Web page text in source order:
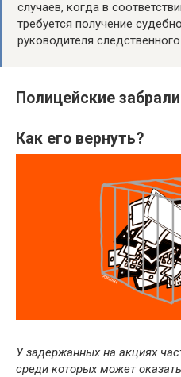
случаев, когда в
требуется получение
руководителя
Полицейские
Как его вернуть?
У задержанных на акциях
среди которых может